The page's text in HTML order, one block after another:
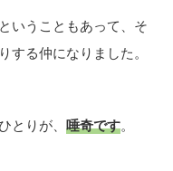
いうこともあって、そ
する仲になりました。
とりが、 唾奇です。